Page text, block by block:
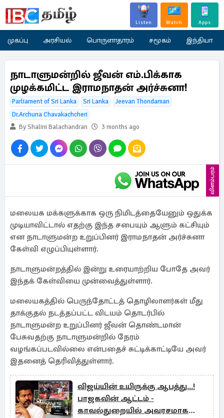
Listen Watch Apps
முகப்பு அரசியல் பொருளாதாரம் சமூகம் இந்தியா
நாடாளுமன்றில் ஜீவன் எம்.பிக்காக
முழக்கமிட்ட இராமநாதன் அர்ச்சுனா!
Parliament of Sri Lanka Sri Lanka
Jeevan Thondaman
Dr.Archuna Chavakachcheri
By Shalini Balachandran
3 months ago
விளம்பரம்
மலையக மக்களுக்காக ஒரு நிமிடத்தையேனும் ஒதுக்க
முடியாவிட்டால் எதற்கு இந்த சபையும் ஆளும் கட்சியும்
என நாடாளுமன்ற உறுப்பினர் இராமநாதன் அர்ச்சுனா
கேள்வி எழுப்பியுள்ளார்.
நாடாளுமன்றத்தில் இன்று உரையாற்றிய போதே அவர்
இந்தக் கேள்வியை முன்வைத்துள்ளார்.
மலையகத்தில் பெருந்தோட்டத் தொழிலாளர்கள் மீது
தாக்குதல் நடத்தப்பட்ட விடயம் தொடர்பில்
நாடாளுமன்ற உறுப்பினர் ஜீவன் தொண்டமான்
பேசுவதற்கு நாடாளுமன்றில் நேரம்
வழங்கப்படவில்லை என்பதைச் சுட்டிக்காட்டியே அவர்
இதனைத் தெரிவித்துள்ளார்.
விஜய்யின் உயிருக்கு ஆபத்து...!
பாஜகவின் ஆட்டம் -
காவல்துறையில் அவரசமாக